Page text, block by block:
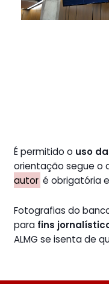
É permitido o uso
orientação segue o
autor é obrigatória
Fotografias do
para fins
ALMG se isenta de